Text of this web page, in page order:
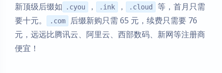
新顶级后缀如
.cyou ， .ink ， .cloud
等，首月只需
要十元。
.com
后缀新购只需 65 元，续费只需要 76
元，远远比腾讯云、阿里云、西部数码、新网等注册商
便宜！